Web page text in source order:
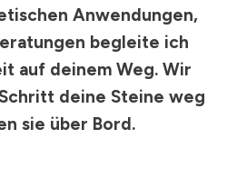
Anwendungen,
begleite ich
auf deinem Weg. Wir
deine Steine weg
sie über Bord.